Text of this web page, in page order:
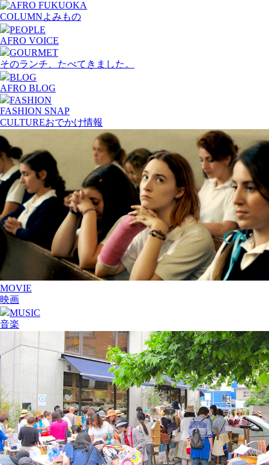
COLUMNよみもの
PEOPLE
AFRO VOICE
GOURMET
そのランチ、たべてきました。
BLOG
AFRO BLOG
FASHION
FASHION SNAP
CULTUREおでかけ情報
MOVIE
映画
MUSIC
音楽